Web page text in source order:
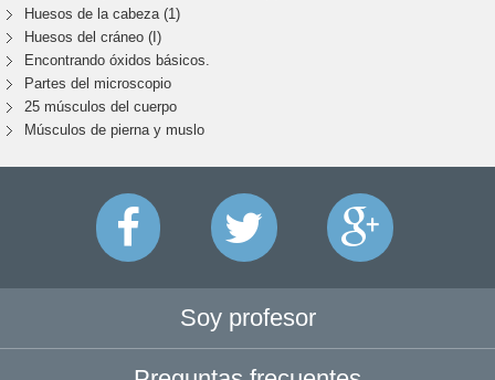
Huesos de la cabeza (1)
Huesos del cráneo (I)
Encontrando óxidos básicos.
Partes del microscopio
25 músculos del cuerpo
Músculos de pierna y muslo
Soy profesor